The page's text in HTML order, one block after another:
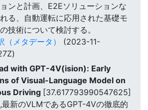
ンと計画、E2Eソリューションな
る、自動運転に応用された基礎モ
技術について検討する。
（メタデータ）
(2023-11-
with GPT-4V(ision): Early
of Visual-Language Model on
Driving [37.617793990547625]
新のVLMであるGPT-4Vの徹底的